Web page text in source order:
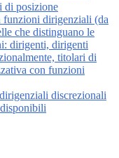
di posizione
funzioni dirigenziali (da
che distinguano le
dirigenti, dirigenti
titolari di
con funzioni
discrezionali